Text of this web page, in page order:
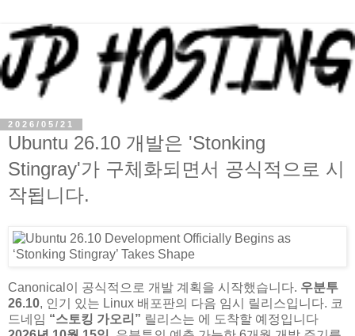
2026/05/21
Ubuntu 26.10 개발은 'Stonking
Stingray'가 구체화되면서 공식적으로 시
작됩니다.
Canonical이 공식적으로 개발 계획을 시작했습니다. 우분투
26.10, 인기 있는 Linux 배포판의 다음 임시 릴리스입니다. 코
드네임 “스토킹 가오리” 릴리스는 에 도착할 예정입니다